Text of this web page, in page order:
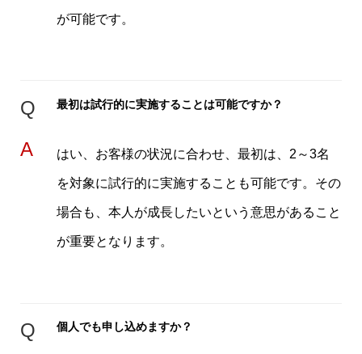
が可能です。
Q 最初は試行的に実施することは可能ですか？
A はい、お客様の状況に合わせ、最初は、2～3名
を対象に試行的に実施することも可能です。その
場合も、本人が成長したいという意思があること
が重要となります。
Q 個人でも申し込めますか？